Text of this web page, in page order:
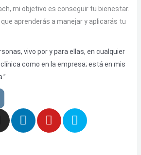
mi objetivo es conseguir tu bienestar.
aprenderás a manejar y aplicarás tu
vivo por y para ellas, en cualquier
como en la empresa; está en mis
L
i
Y
o
S
k